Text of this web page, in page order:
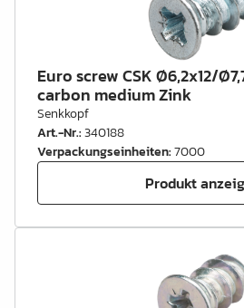
Euro screw CSK Ø6,2x12/
carbon medium Zink
Senkkopf
Art.-Nr.:340188
Verpackungseinheiten:7000
Produkt